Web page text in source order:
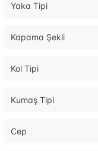
Yaka Tipi
Kapama Şekli
Kol Tipi
Kumaş Tipi
Cep